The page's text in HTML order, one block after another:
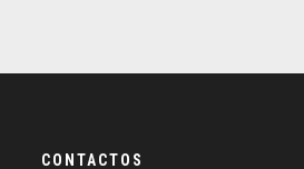
CONTACTOS